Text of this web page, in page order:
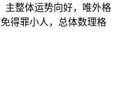
主整体运势向好，唯外格
得罪小人，总体数理格